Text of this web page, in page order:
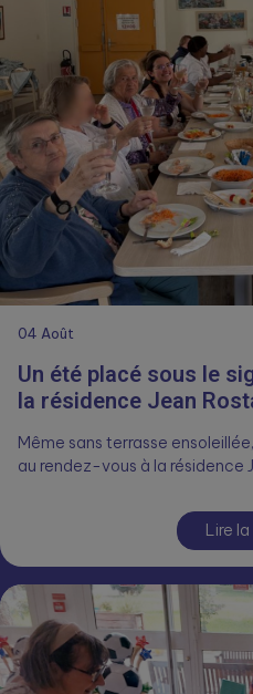
04 Août
Un été placé sous le
la résidence Jean
Même sans terrasse
au rendez-vous à la résidence
Lire